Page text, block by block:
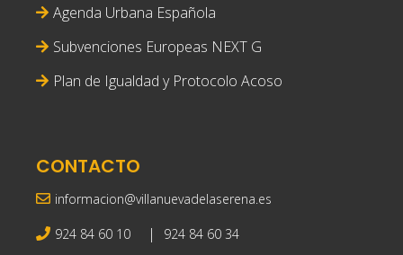
Agenda Urbana Española
Subvenciones Europeas NEXT G
Plan de Igualdad y Protocolo Acoso
CONTACTO
informacion@villanuevadelaserena.es
924 84 60 10 | 924 84 60 34